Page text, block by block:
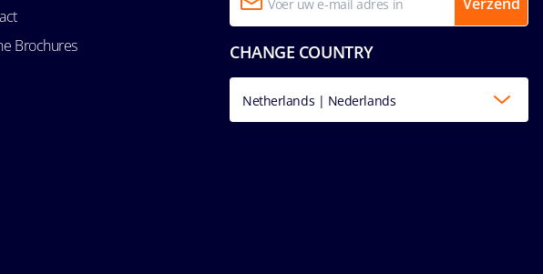
CHANGE COUNTRY
Netherlands | Nederlands
Brochures